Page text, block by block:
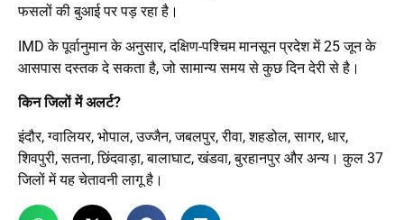
फसलों की बुआई पर पड़ रहा है।
IMD के पूर्वानुमान के अनुसार, दक्षिण-पश्चिम मानसून प्रदेश में 25 जून के
आसपास दस्तक दे सकता है, जो सामान्य समय से कुछ दिन देरी से है।
किन जिलों में अलर्ट?
इंदौर, ग्वालियर, भोपाल, उज्जैन, जबलपुर, रीवा, शहडोल, सागर, धार,
शिवपुरी, सतना, छिंदवाड़ा, बालाघाट, खंडवा, बुरहानपुर और अन्य। कुल 37
जिलों में यह चेतावनी लागू है।